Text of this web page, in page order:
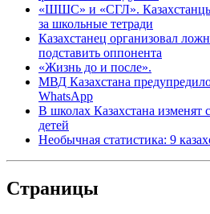
«ШШС» и «СГЛ». Казахстанцы
за школьные тетради
Казахстанец организовал
подставить оппонента
«Жизнь до и после».
МВД Казахстана
WhatsApp
В школах Казахстана изменят
детей
Необычная статистика: 9
Страницы